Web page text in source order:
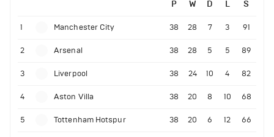
P W D L S
1 Manchester City 38 28 7 3 91
2 Arsenal 38 28 5 5 89
3 Liverpool 38 24 10 4 82
4 Aston Villa 38 20 8 10 68
5 Tottenham Hotspur 38 20 6 12 66